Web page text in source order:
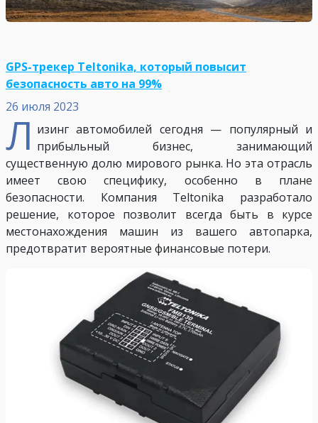
26 июля 2023
GPS-трекер Teltonika, который повысит
безопасность авто на 99%
Л изинг автомобилей сегодня — популярный и
прибыльный бизнес, занимающий
существенную долю мирового рынка. Но эта отрасль
имеет свою специфику, особенно в плане
безопасности. Компания Teltonika разработало
решение, которое позволит всегда быть в курсе
местонахождения машин из вашего автопарка,
предотвратит вероятные финансовые потери.